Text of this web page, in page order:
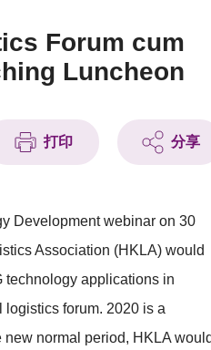
Forum cum
Luncheon
打印 分享
Development webinar on 30
Association (HKLA) would
technology applications in
logistics forum. 2020 is a
new normal period, HKLA